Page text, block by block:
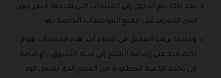
بعد ذلك يتم الدخول إلى المنتجات التي يقدمها متجر ديون
لندن للتعرف على جميع المواصفات الخاصة بها.
وعندما يرغب العميل في اقتناء أحد هذه المنتجات يقوم
بالضغط على إضافة المنتج إلى سلة التسوق، بالإضافة
إلى تحديد الكمية المطلوبة من المنتج الذي يشمل كود